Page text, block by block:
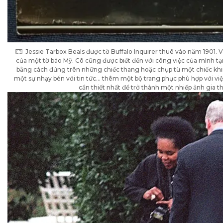
Jessie Tarbox Beals được tờ Buffalo Inquirer thuê vào năm
của một tờ báo Mỹ. Cô cũng được biết đến với công việc của mình
bằng cách đứng trên những chiếc thang hoặc chụp từ một chiếc
một sự nhạy bén với tin tức… thêm một bộ trang phục phù hợp với
cần thiết nhất để trở thành một nhiếp ảnh gia